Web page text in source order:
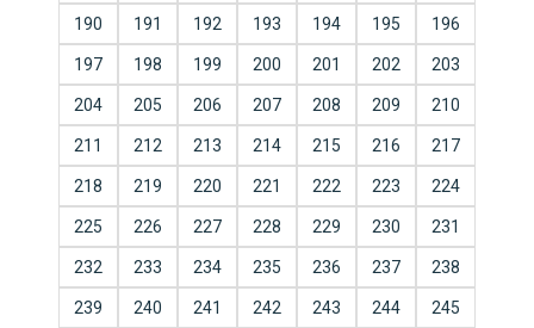
190 191 192 193 194 195 196
197 198 199 200 201 202 203
204 205 206 207 208 209 210
211 212 213 214 215 216 217
218 219 220 221 222 223 224
225 226 227 228 229 230 231
232 233 234 235 236 237 238
239 240 241 242 243 244 245